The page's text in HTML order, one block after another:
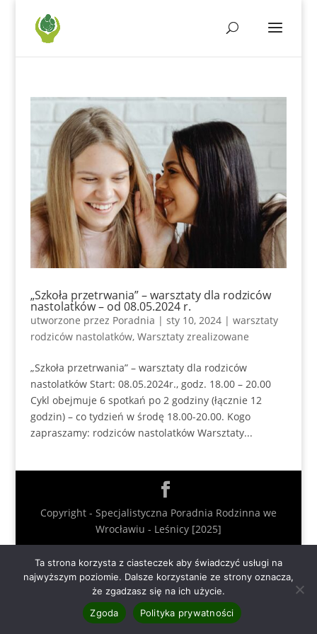
„Szkoła przetrwania” – warsztaty dla rodziców
nastolatków – od 08.05.2024 r.
utworzone przez Poradnia | sty 10, 2024| warsztaty
rodziców nastolatków, Warsztaty zrealizowane
„Szkoła przetrwania” – warsztaty dla rodziców
nastolatków Start: 08.05.2024r., godz. 18.00 – 20.00
Cykl obejmuje 6 spotkań po 2 godziny (łącznie 12
godzin) – co tydzień w środę 18.00-20.00. Kogo
zapraszamy: rodziców nastolatków Warsztaty...
Copyright - Specjalistyczna Poradnia Rodzinna we
Wrocławiu - Leśnicy [2025]
Ta strona korzysta z ciasteczek aby świadczyć usługi na
najwyższym poziomie. Dalsze korzystanie ze strony oznacza,
że zgadzasz się na ich użycie.
Zgoda
Polityka prywatności